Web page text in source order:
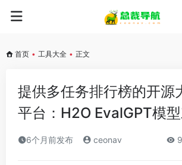
首页 • 工具大全 • 正文
提供多任务排行榜的开源
平台：H2O EvalGPT模
6个月前发布 ceonav